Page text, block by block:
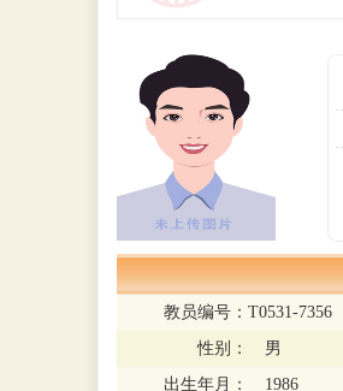
教员编号： T0531-7356
性别：
男
出生年月：
1986